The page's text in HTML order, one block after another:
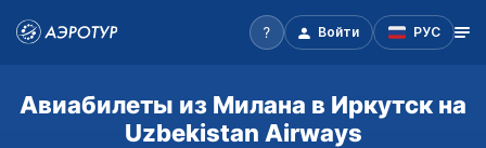
Войти РУС
Авиабилеты из Милана в Иркутск на
Uzbekistan Airways